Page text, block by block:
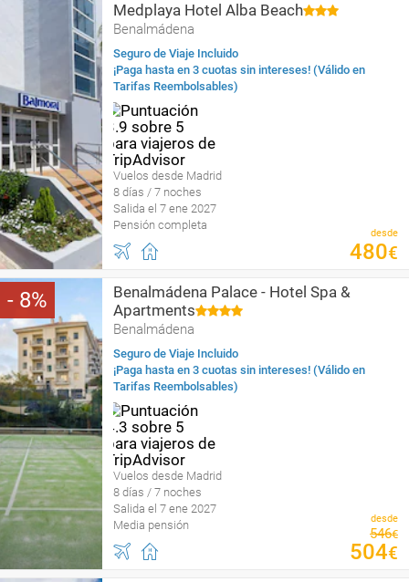
Medplaya Hotel Alba Beach
Benalmádena
Seguro de Viaje Incluido
¡Paga hasta en 3 cuotas sin intereses! (Válido en
Tarifas Reembolsables)
Vuelos desde Madrid
8 días / 7 noches
Salida el 7 ene 2027
Pensión completa
desde
480€
8
Benalmádena Palace - Hotel Spa &
Apartments
Benalmádena
Seguro de Viaje Incluido
¡Paga hasta en 3 cuotas sin intereses! (Válido en
Tarifas Reembolsables)
Vuelos desde Madrid
8 días / 7 noches
Salida el 7 ene 2027
Media pensión
desde
546€
504€